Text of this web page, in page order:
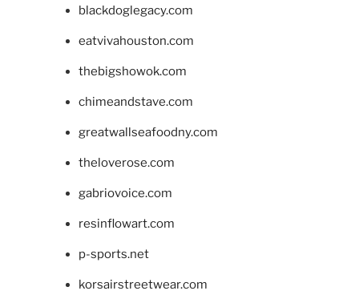
blackdoglegacy.com
eatvivahouston.com
thebigshowok.com
chimeandstave.com
greatwallseafoodny.com
theloverose.com
gabriovoice.com
resinflowart.com
p-sports.net
korsairstreetwear.com